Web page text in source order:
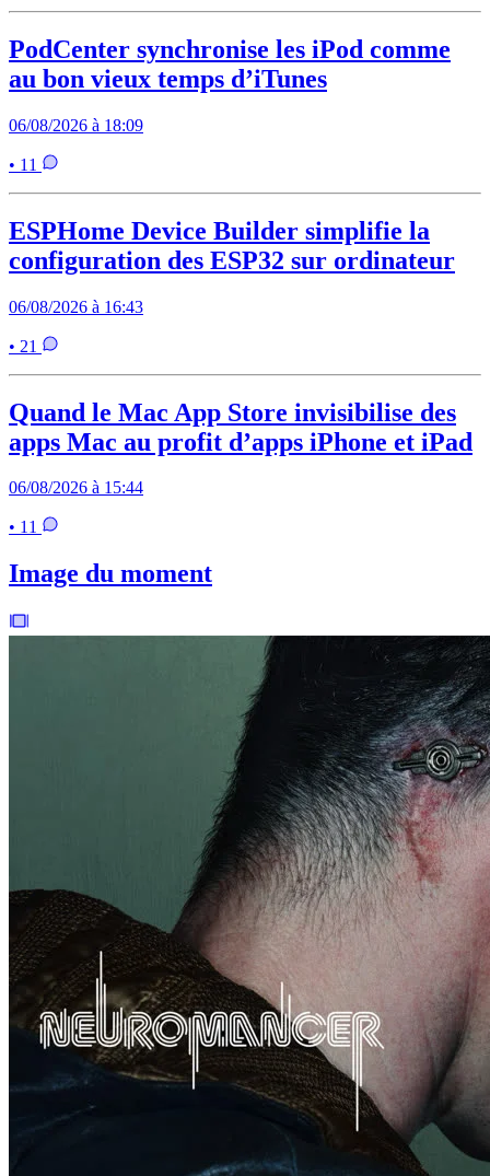
PodCenter synchronise les iPod comme
au bon vieux temps d’iTunes
06/08/2026 à 18:09
• 11
ESPHome Device Builder simplifie la
configuration des ESP32 sur ordinateur
06/08/2026 à 16:43
• 21
Quand le Mac App Store invisibilise des
apps Mac au profit d’apps iPhone et iPad
06/08/2026 à 15:44
• 11
Image du moment